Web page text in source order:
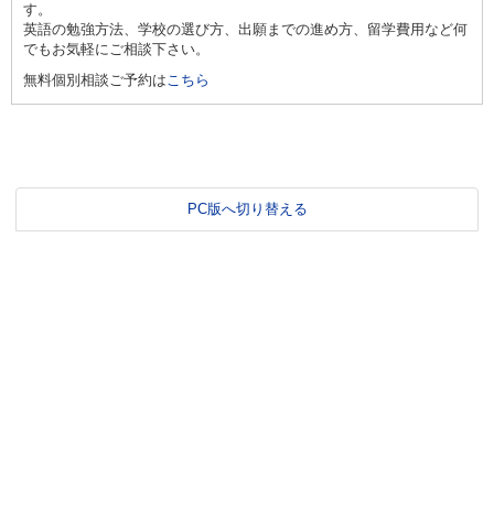
す。
英語の勉強方法、学校の選び方、出願までの進め方、留学費用など何
でもお気軽にご相談下さい。
無料個別相談ご予約はこちら
PC版へ切り替える